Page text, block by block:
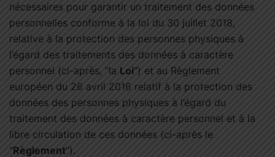
nécessaires pour garantir un traitement des données
personnelles conforme à la loi du 30 juillet 2018,
relative à la protection des personnes physiques à
l’égard des traitements des données à caractère
personnel (ci-après, “la Loi“) et au Règlement
européen du 26 avril 2016 relatif à la protection des
données des personnes physiques à l’égard du
traitement des données à caractère personnel et à la
libre circulation de ces données (ci-après le
“Règlement“).